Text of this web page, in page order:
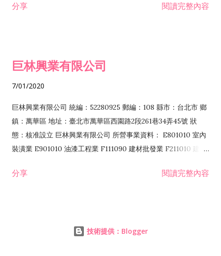
資訊供應服務業 IF01010 消防安全設備檢修業 JZ99050 仲介服
用品零售業 F215010 首飾及貴金屬零售業 F399040 無店面零售
I401010 一般廣告服務業 I401020 廣告傳單分送業 I501010 產
品設計業 I502010 服飾設計業 I503010 景觀、室內設計業
IZ06010 理貨包裝業 IZ12010 人力派遣業 JZ99090 喜慶綜合服
務業 ZZ99999 除許可業務外，得經營法令非禁止或限制之業務
F106010 五金批發業...
分享 閱讀完整內容
巨林興業有限公司
7/01/2020
巨林興業有限公司 統編：52280925 郵編：108 縣市：台北市 鄉
鎮：萬華區 地址：臺北市萬華區西園路2段261巷34弄45號 狀
態：核准設立 巨林興業有限公司 所營事業資料： E801010 室內
裝潢業 E901010 油漆工程業 F111090 建材批發業 F211010 建材
建築物清潔服務業 J101090 廢棄物清理業 JE01010 租賃業
可業務外，得經營法令非禁止或限制之業務
分享 閱讀完整內容
技術提供：Blogger